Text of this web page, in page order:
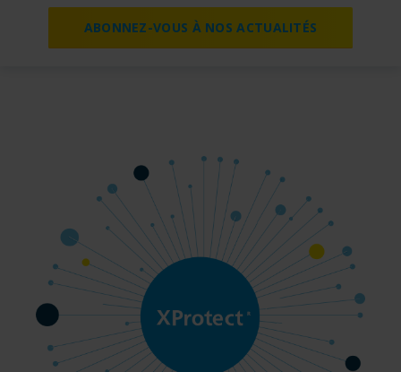
ABONNEZ-VOUS À NOS ACTUALITÉS